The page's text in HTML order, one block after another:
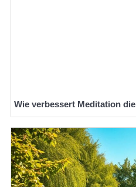
Wie verbessert Meditation